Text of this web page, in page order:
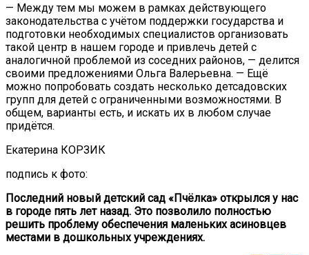
— Между тем мы можем в рамках действующего
законодательства с учётом поддержки государства и
подготовки необходимых специалистов организовать
такой центр в нашем городе и привлечь детей с
аналогичной проблемой из соседних районов, — делится
своими предложениями Ольга Валерьевна. — Ещё
можно попробовать создать несколько детсадовских
групп для детей с ограниченными возможностями. В
общем, варианты есть, и искать их в любом случае
придётся.
Екатерина КОРЗИК
подпись к фото:
Последний новый детский сад «Пчёлка» открылся у нас
в городе пять лет назад. Это позволило полностью
решить проблему обеспечения маленьких асиновцев
местами в дошкольных учреждениях.